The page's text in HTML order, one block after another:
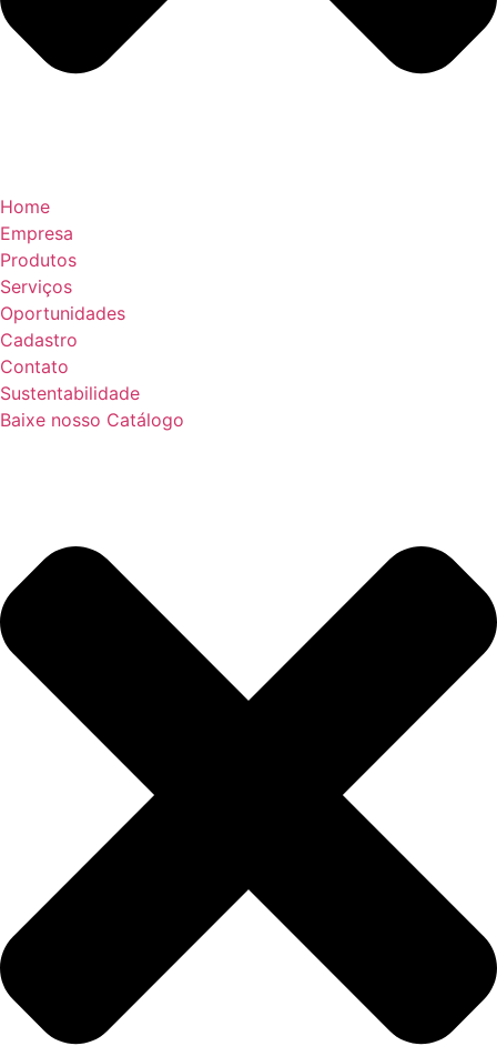
Home
Empresa
Produtos
Serviços
Oportunidades
Cadastro
Contato
Sustentabilidade
Baixe nosso Catálogo